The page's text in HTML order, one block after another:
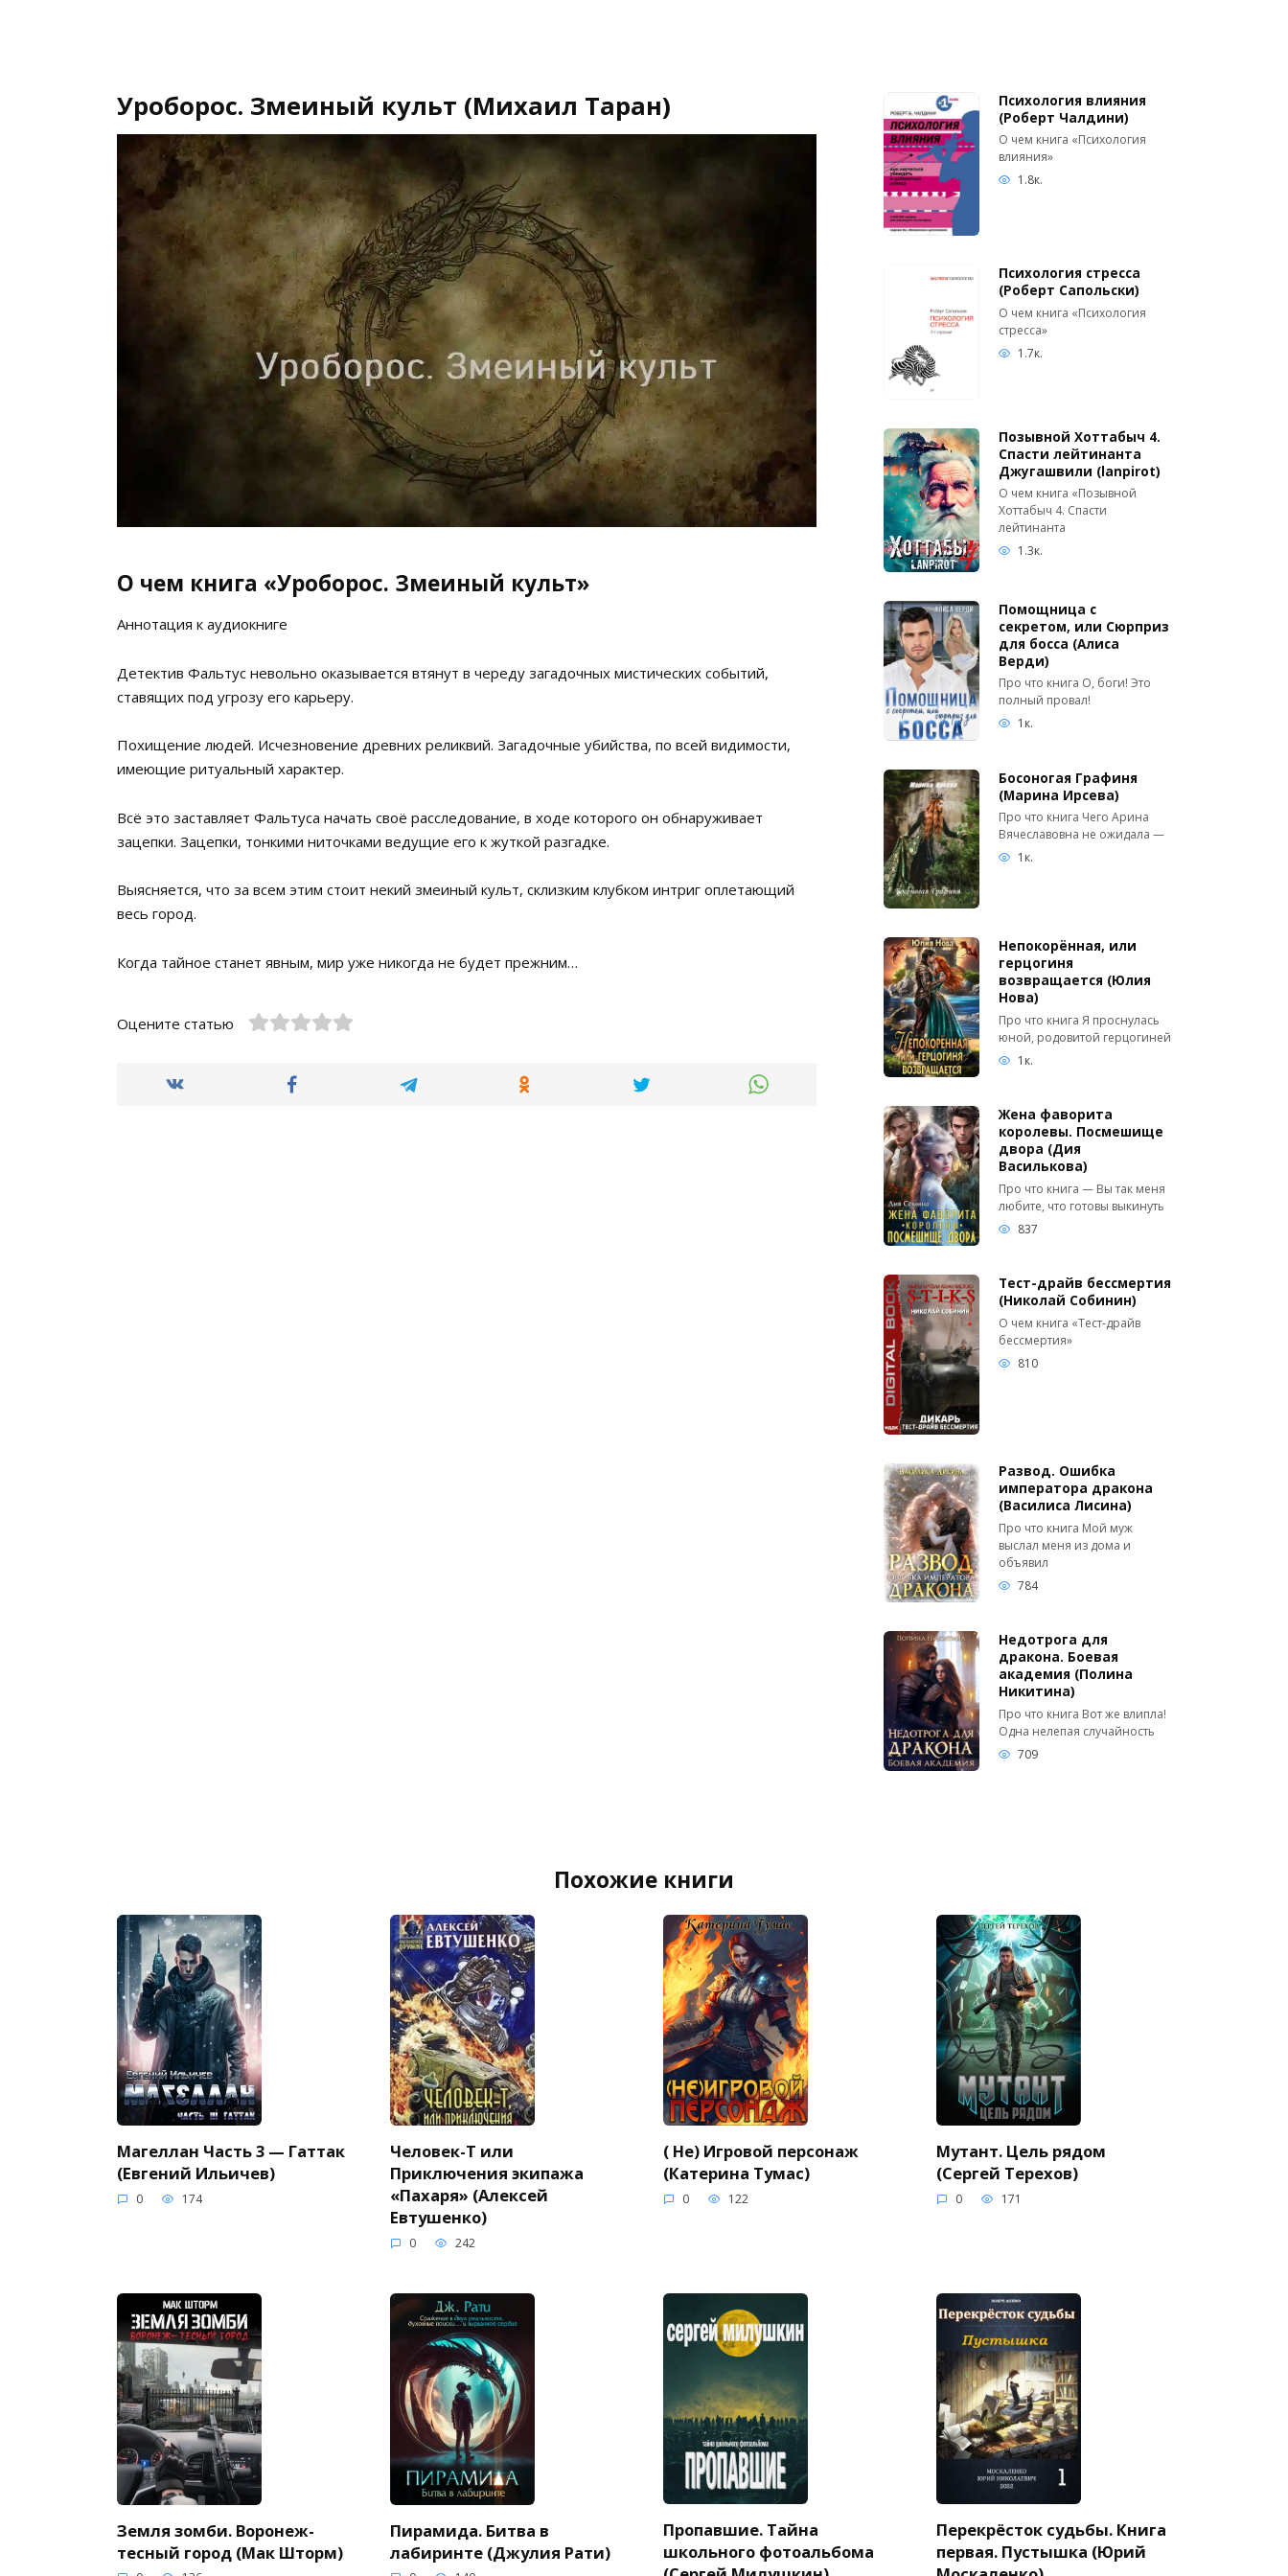
Уроборос. Змеиный культ (Михаил Таран)
О чем книга «Уроборос. Змеиный культ»
Аннотация к аудиокниге
Детектив Фальтус невольно оказывается втянут в череду загадочных мистических событий,
ставящих под угрозу его карьеру.
Похищение людей. Исчезновение древних реликвий. Загадочные убийства, по всей видимости,
имеющие ритуальный характер.
Всё это заставляет Фальтуса начать своё расследование, в ходе которого он обнаруживает
зацепки. Зацепки, тонкими ниточками ведущие его к жуткой разгадке.
Выясняется, что за всем этим стоит некий змеиный культ, склизким клубком интриг оплетающий
весь город.
Когда тайное станет явным, мир уже никогда не будет прежним…
Оцените статью
Психология влияния
(Роберт Чалдини)
О чем книга «Психология
влияния»
1.8к.
Психология стресса
(Роберт Сапольски)
О чем книга «Психология
стресса»
1.7к.
Позывной Хоттабыч 4.
Спасти лейтинанта
Джугашвили (lanpirot)
О чем книга «Позывной
Хоттабыч 4. Спасти
лейтинанта
1.3к.
Помощница с
секретом, или Сюрприз
для босса (Алиса
Верди)
Про что книга О, боги! Это
полный провал!
1к.
Босоногая Графиня
(Марина Ирсева)
Про что книга Чего Арина
Вячеславовна не ожидала —
1к.
Непокорённая, или
герцогиня
возвращается (Юлия
Нова)
Про что книга Я проснулась
юной, родовитой герцогиней
1к.
Жена фаворита
королевы. Посмешище
двора (Дия
Василькова)
Про что книга — Вы так меня
любите, что готовы выкинуть
837
Тест-драйв бессмертия
(Николай Собинин)
О чем книга «Тест-драйв
бессмертия»
810
Развод. Ошибка
императора дракона
(Василиса Лисина)
Про что книга Мой муж
выслал меня из дома и
объявил
784
Недотрога для
дракона. Боевая
академия (Полина
Никитина)
Про что книга Вот же влипла!
Одна нелепая случайность
709
Похожие книги
Магеллан Часть 3 — Гаттак
(Евгений Ильичев)
0 174
Человек-Т или
Приключения экипажа
«Пахаря» (Алексей
Евтушенко)
0 242
( Не) Игровой персонаж
(Катерина Тумас)
0 122
Мутант. Цель рядом
(Сергей Терехов)
0 171
Земля зомби. Воронеж-
тесный город (Мак Шторм)
Пирамида. Битва в
лабиринте (Джулия Рати)
Пропавшие. Тайна
школьного фотоальбома
Перекрёсток судьбы. Книга
первая. Пустышка (Юрий